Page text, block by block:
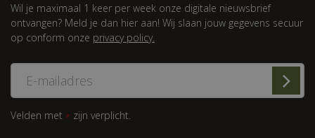
Wil je maximaal 1 keer per week onze digitale nieuwsbrief
ontvangen? Meld je dan hier aan! Wij slaan jouw gegevens secuur
op conform onze privacy policy.
Velden met * zijn verplicht.